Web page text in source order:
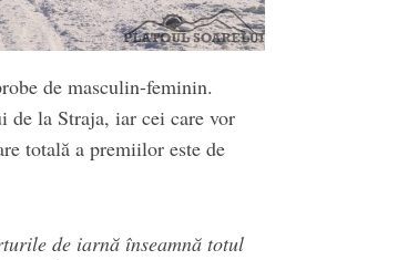
de masculin-feminin.
de la Straja, iar cei care vor
totală a premiilor este de
de iarnă înseamnă totul